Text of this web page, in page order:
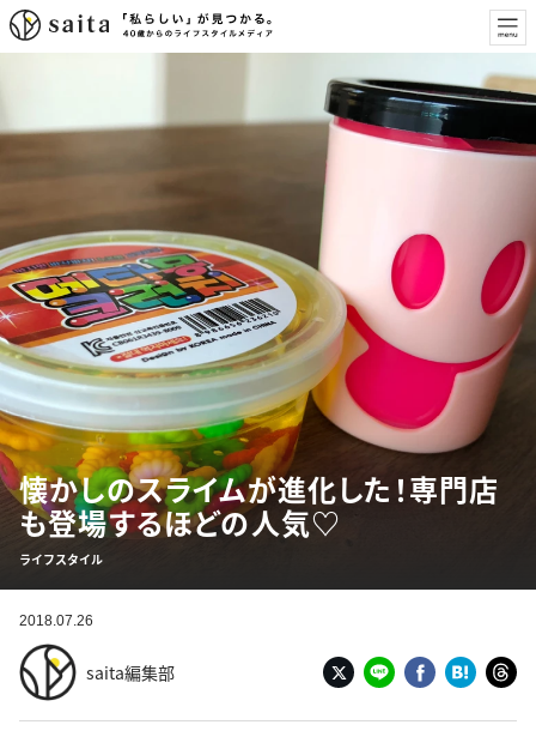
懐かしのスライムが進化した！専門店
も登場するほどの人気♡
ライフスタイル
2018.07.26
saita編集部